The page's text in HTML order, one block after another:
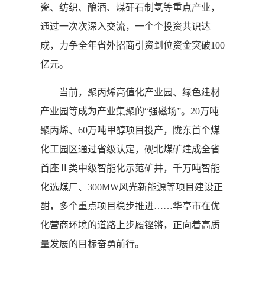
瓷、纺织、酿酒、煤矸石制氢等重点产业，
通过一次次深入交流，一个个投资共识达
成，力争全年省外招商引资到位资金突破100
亿元。
当前，聚丙烯高值化产业园、绿色建材
产业园等成为产业集聚的“强磁场”。20万吨
聚丙烯、60万吨甲醇项目投产，陇东首个煤
化工园区通过省级认定，砚北煤矿建成全省
首座Ⅱ类中级智能化示范矿井，千万吨智能
化选煤厂、300MW风光新能源等项目建设正
酣，多个重点项目稳步推进……华亭市在优
化营商环境的道路上步履铿锵，正向着高质
量发展的目标奋勇前行。